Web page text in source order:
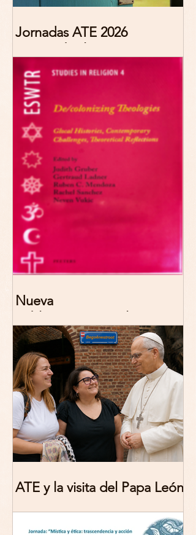
Jornadas ATE 2026
Narrativas teológicas de
esperanza" 7-8 Noviembre
2026 Madrid
Nueva
Theologies. Glocal Histories,
Contemporary Challenges,
Theoretical Reflections
ATE y la visita del Papa León